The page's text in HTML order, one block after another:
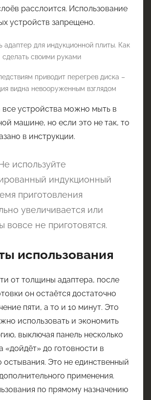
расслоится. Использование
устройств запрещено.
приводит перегрев диска –
видна невооруженным взглядом
все устройства можно мыть в
машине, но если это не так, то
в инструкции.
используйте
индукционный
приготовления
увеличивается или
вовсе не приготовятся.
использования
от толщины адаптера, после
он остаётся достаточно
пяти, а то и 10 минут. Это
использовать и экономить
выключая панель несколько
«дойдёт» до готовности в
остывания. Это не единственный
применения.
по прямому назначению